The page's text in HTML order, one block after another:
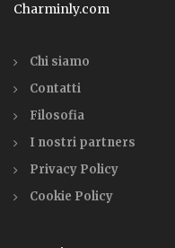
Charminly.com
Chi siamo
Contatti
Filosofia
I nostri partners
Privacy Policy
Cookie Policy